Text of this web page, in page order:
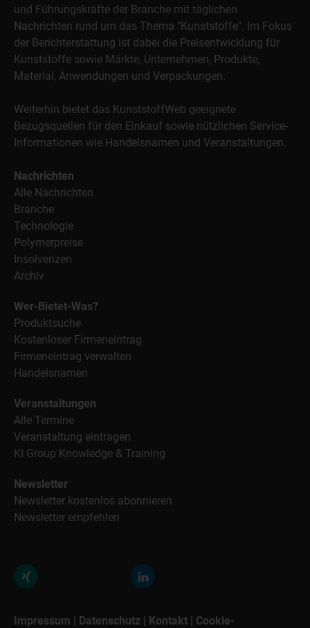
und Führungskräfte der Branche mit täglichen
Nachrichten rund um das Thema "Kunststoffe". Im Fokus
der Berichterstattung ist dabei die Preisentwicklung für
Kunststoffe sowie Märkte, Unternehmen, Produkte,
Material, Anwendungen und Verpackungen.
Weiterhin bietet das KunststoffWeb geeignete
Bezugsquellen für den Einkauf sowie nützlichen Service-
Informationen wie Handelsnamen und Veranstaltungen.
Nachrichten
Alle Nachrichten
Branche
Technologie
Polymerpreise
Insolvenzen
Archiv
Wer-Bietet-Was?
Produktsuche
Kostenloser Firmeneintrag
Firmeneintrag verwalten
Handelsnamen
Veranstaltungen
Alle Termine
Veranstaltung eintragen
KI Group Knowledge & Training
Newsletter
Newsletter kostenlos abonnieren
Newsletter empfehlen
Impressum | Datenschutz | Kontakt | Cookie-